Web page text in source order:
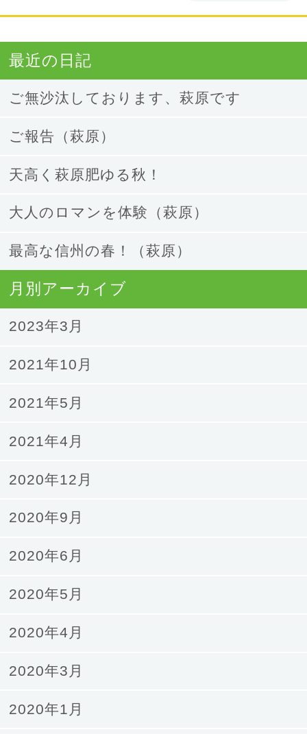
最近の日記
ご無沙汰しております、萩原です
ご報告（萩原）
天高く萩原肥ゆる秋！
大人のロマンを体験（萩原）
最高な信州の春！（萩原）
月別アーカイブ
2023年3月
2021年10月
2021年5月
2021年4月
2020年12月
2020年9月
2020年6月
2020年5月
2020年4月
2020年3月
2020年1月